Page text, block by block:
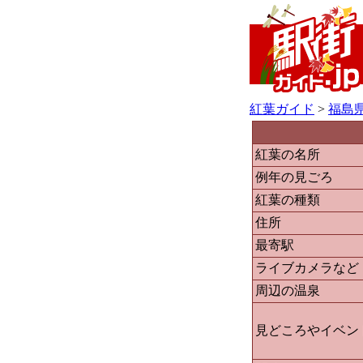
紅葉ガイド > 福島
紅葉の名所
例年の見ごろ
紅葉の種類
住所
最寄駅
ライブカメラなど
周辺の温泉
見どころやイベン